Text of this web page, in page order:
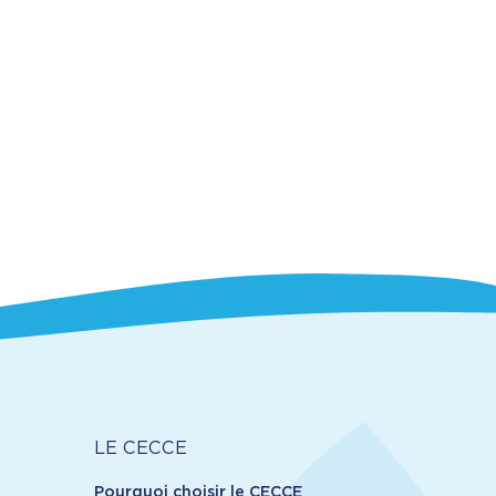
Carrière
LE CECCE
Pourquoi choisir le CECCE